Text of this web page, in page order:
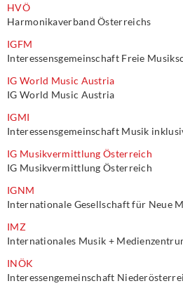
HVÖ
Harmonikaverband Österreichs
IGFM
Interessensgemeinschaft Freie
IG World Music Austria
IG World Music Austria
IGMI
Interessensgemeinschaft Musik
IG Musikvermittlung Österreich
IG Musikvermittlung Österreich
IGNM
Internationale Gesellschaft für Neue
IMZ
Internationales Musik +
INÖK
Interessengemeinschaft